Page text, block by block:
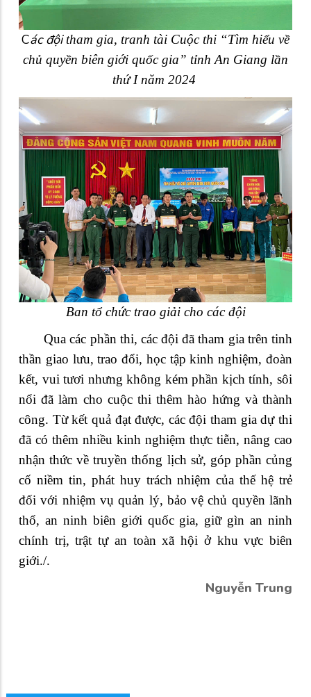
Các độitham gia, tranh tài Cuộc thi “Tìm hiểu về
chủ quyền biên giới quốc gia” tỉnh An Giang lần
thứ I năm 2024
Ban tổ chức trao giải cho các đội
Qua các phần thi, các đội đã tham gia trên tinh
thần giao lưu, trao đổi, học tập kinh nghiệm, đoàn
kết, vui tươi nhưng không kém phần kịch tính, sôi
nổi đã làm cho cuộc thi thêm hào hứng và thành
công. Từ kết quả đạt được, các đội tham gia dự thi
đã có thêm nhiều kinh nghiệm thực tiễn, nâng cao
nhận thức về truyền thống lịch sử, góp phần củng
cố niềm tin, phát huy trách nhiệm của thế hệ trẻ
đối với nhiệm vụ quản lý, bảo vệ chủ quyền lãnh
thổ, an ninh biên giới quốc gia, giữ gìn an ninh
chính trị, trật tự an toàn xã hội ở khu vực biên
giới./.
Nguyễn Trung